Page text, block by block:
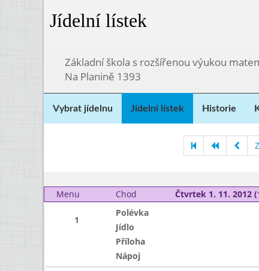
Jídelní lístek
Základní škola s rozšířenou výukou
Na Planině 1393
Vybrat jídelnu Jídelní lístek Historie
Menu
Chod Čtvrtek 1. 11. 2012
1
Polévka
Jídlo
Příloha
Nápoj